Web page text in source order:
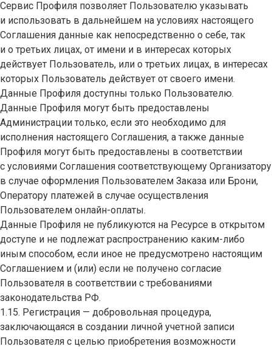
Сервис Профиля позволяет Пользователю указывать
и использовать в дальнейшем на условиях настоящего
Соглашения данные как непосредственно о себе, так
и о третьих лицах, от имени и в интересах которых
действует Пользователь, или о третьих лицах, в интересах
которых Пользователь действует от своего имени.
Данные Профиля доступны только Пользователю.
Данные Профиля могут быть предоставлены
Администрации только, если это необходимо для
исполнения настоящего Соглашения, а также данные
Профиля могут быть предоставлены в соответствии
с условиями Соглашения соответствующему Организатору
в случае оформления Пользователем Заказа или Брони,
Оператору платежей в случае осуществления
Пользователем онлайн-оплаты.
Данные Профиля не публикуются на Ресурсе в открытом
доступе и не подлежат распространению каким-либо
иным способом, если иное не предусмотрено настоящим
Соглашением и (или) если не получено согласие
Пользователя в соответствии с требованиями
законодательства РФ.
1.15. Регистрация — добровольная процедура,
заключающаяся в создании личной учетной записи
Пользователя с целью приобретения возможности